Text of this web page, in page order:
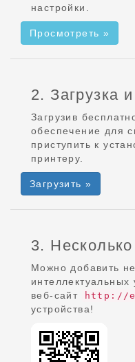
настройки.
Просмотреть »
2. Загрузка
Загрузив
обеспечение для
приступить к
принтеру.
Загрузить »
3.
Можно добавить
интеллектуальных
веб-сайт
http://
устройства!